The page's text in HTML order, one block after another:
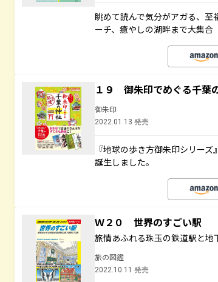
眺めて読んで気分がアガる、
ーチ、癒やしの湖畔まで大集合
１９ 御朱印でめぐる千
御朱印
2022.01.13 発売
『地球の歩き方御朱印シリー
誕生しました。
Ｗ２０ 世界のすごい駅
旅情あふれる珠玉の鉄道駅と地
旅の図鑑
2022.10.11 発売